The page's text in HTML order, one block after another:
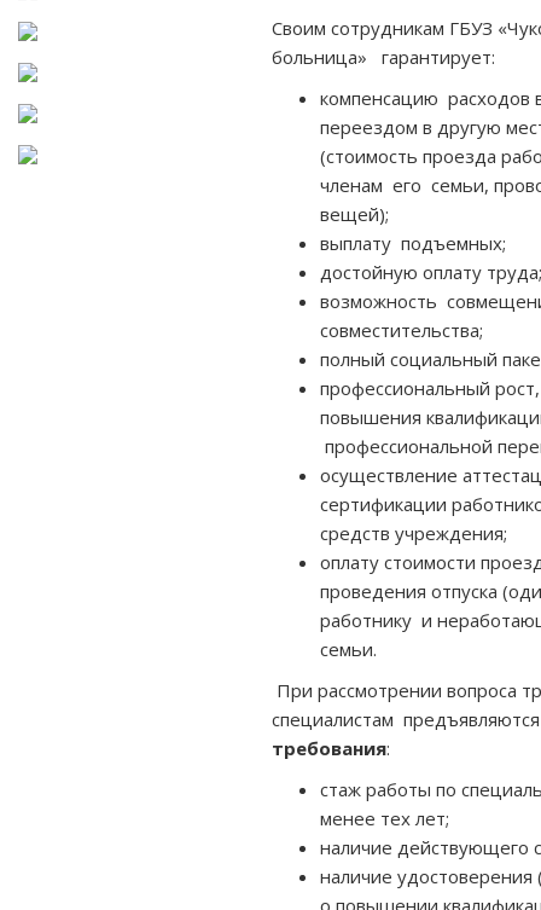
Своим сотрудникам ГБУЗ
больница» гарантирует:
компенсацию расходов
переездом в другую
(стоимость проезда
членам его семьи,
вещей);
выплату подъемных;
достойную оплату труда;
возможность
совместительства;
полный социальный
профессиональный
повышения
профессиональной
осуществление
сертификации
средств учреждения;
оплату стоимости
проведения отпуска
работнику и
семьи.
При рассмотрении вопроса
специалистам
требования:
стаж работы по
менее тех лет;
наличие действующего
наличие удостоверения
о повышении